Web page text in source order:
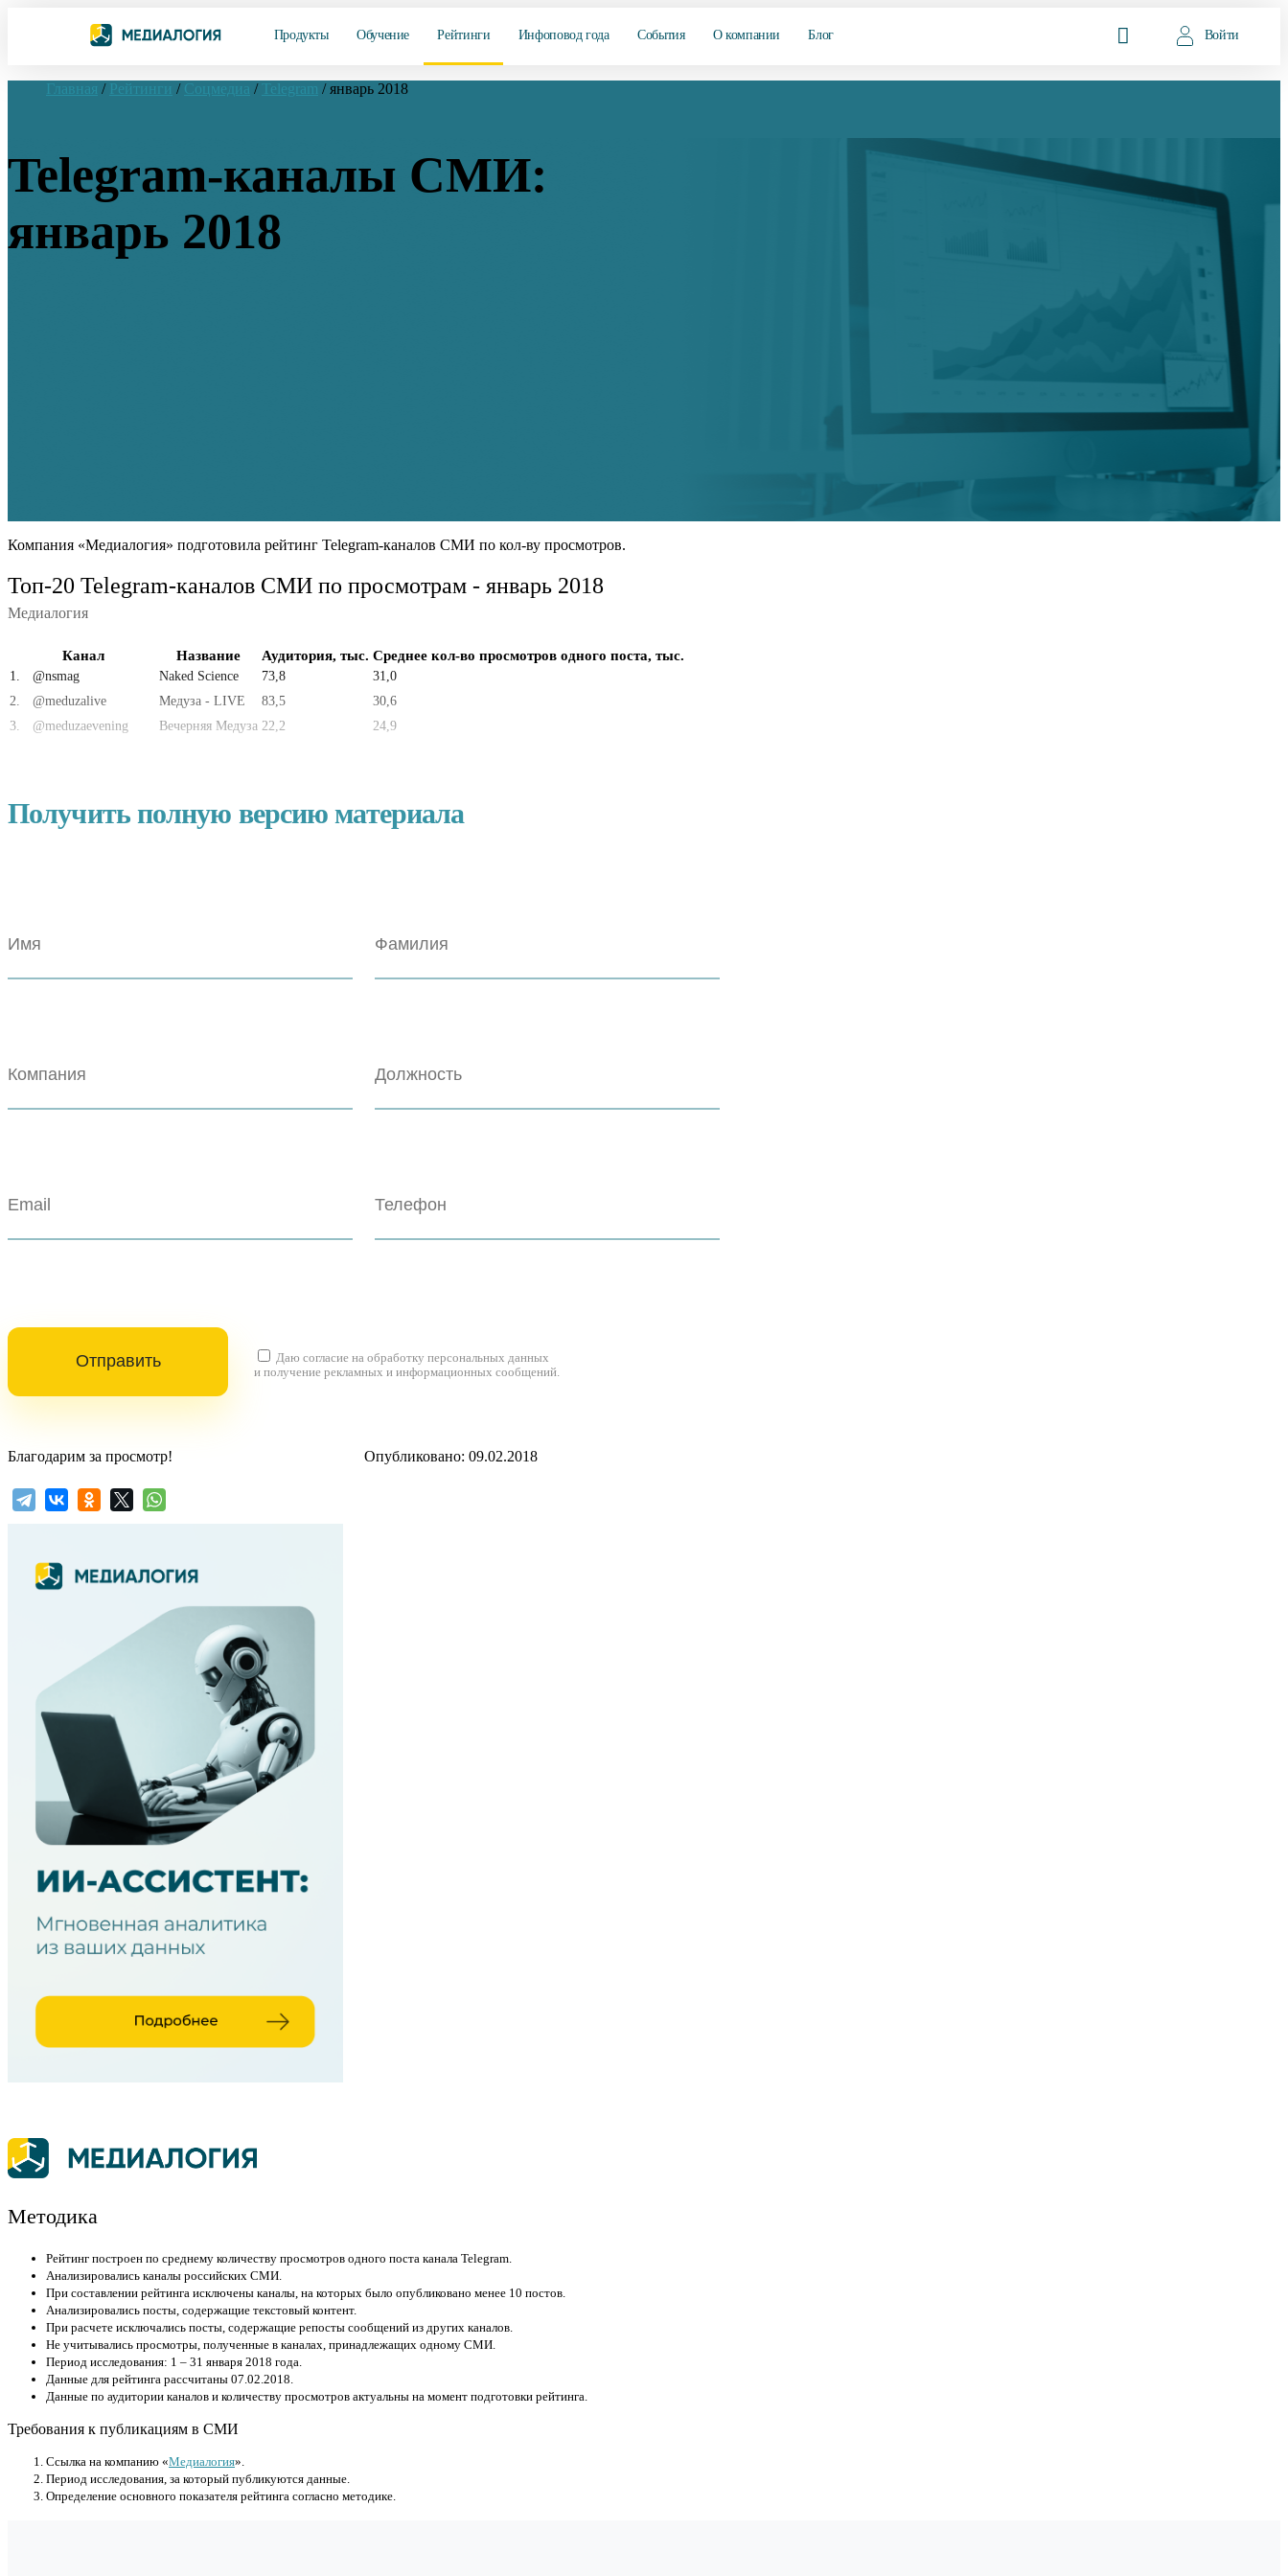
Продукты Обучение Рейтинги Инфоповод года События О компании Блог Войти
Главная / Рейтинги / Соцмедиа / Telegram / январь 2018
Telegram-каналы СМИ:
январь 2018
Компания «Медиалогия» подготовила рейтинг Telegram-каналов СМИ по кол-ву просмотров.
Топ-20 Telegram-каналов СМИ по просмотрам - январь 2018
Медиалогия
Канал Название Аудитория, тыс. Среднее кол-во просмотров одного поста, тыс.
1 @nsmag Naked Science 73,8
31,0
2
@meduzalive Медуза - LIVE 83,5
30,6
3
@meduzaevening Вечерняя Медуза 22,2 24,9
Получить полную версию материала
Даю согласие на обработку персональных данных
и получение рекламных и информационных сообщений.
Благодарим за просмотр! Опубликовано: 09.02.2018
Методика
Рейтинг построен по среднему количеству просмотров одного поста канала Telegram.
Анализировались каналы российских СМИ.
При составлении рейтинга исключены каналы, на которых было опубликовано менее 10 постов.
Анализировались посты, содержащие текстовый контент.
При расчете исключались посты, содержащие репосты сообщений из других каналов.
Не учитывались просмотры, полученные в каналах, принадлежащих одному СМИ.
Период исследования: 1 – 31 января 2018 года.
Данные для рейтинга рассчитаны 07.02.2018.
Данные по аудитории каналов и количеству просмотров актуальны на момент подготовки рейтинга.
Требования к публикациям в СМИ
Cсылка на компанию «Медиалогия».
Период исследования, за который публикуются данные.
Определение основного показателя рейтинга согласно методике.